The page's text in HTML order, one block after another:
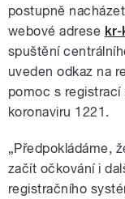
postupně
webové adrese
spuštění
uveden odkaz na
pomoc s
koronaviru 1221.
„Předpokládáme,
začít očkování i
registračního